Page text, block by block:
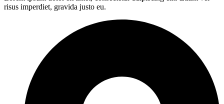
risus imperdiet, gravida justo eu.